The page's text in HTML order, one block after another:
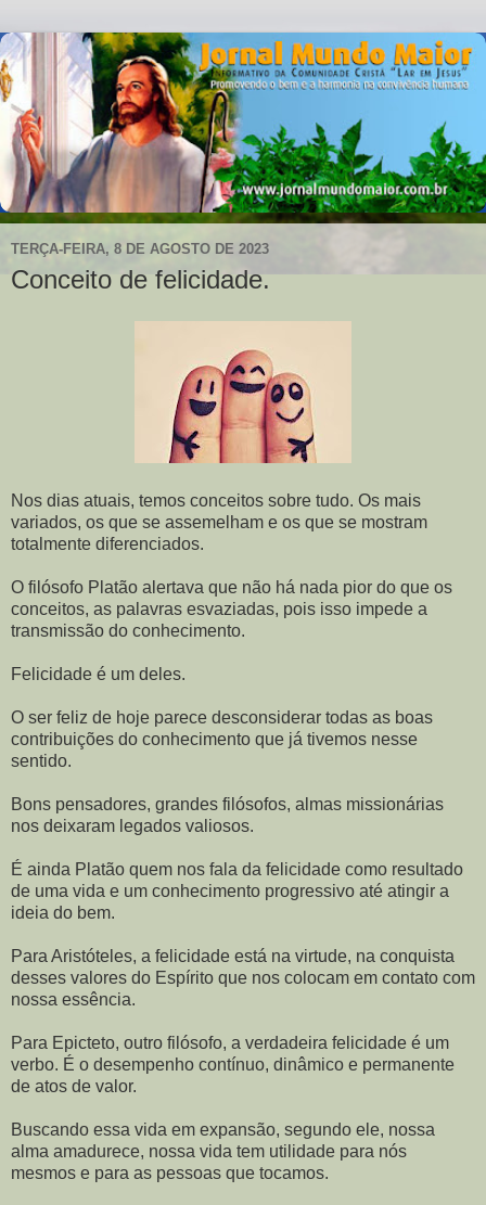
TERÇA-FEIRA, 8 DE AGOSTO DE 2023
Conceito de felicidade.
Nos dias atuais, temos conceitos sobre tudo. Os mais
variados, os que se assemelham e os que se mostram
totalmente diferenciados.
O filósofo Platão alertava que não há nada pior do que os
conceitos, as palavras esvaziadas, pois isso impede a
transmissão do conhecimento.
Felicidade é um deles.
O ser feliz de hoje parece desconsiderar todas as boas
contribuições do conhecimento que já tivemos nesse
sentido.
Bons pensadores, grandes filósofos, almas missionárias
nos deixaram legados valiosos.
É ainda Platão quem nos fala da felicidade como resultado
de uma vida e um conhecimento progressivo até atingir a
ideia do bem.
Para Aristóteles, a felicidade está na virtude, na conquista
desses valores do Espírito que nos colocam em contato com
nossa essência.
Para Epicteto, outro filósofo, a verdadeira felicidade é um
verbo. É o desempenho contínuo, dinâmico e permanente
de atos de valor.
Buscando essa vida em expansão, segundo ele, nossa
alma amadurece, nossa vida tem utilidade para nós
mesmos e para as pessoas que tocamos.